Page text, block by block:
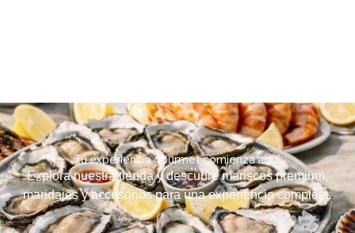
Tu experiencia gourmet comienza aquí.
Explora nuestra tienda y descubre mariscos premium,
maridajes y accesorios para una experiencia completa.